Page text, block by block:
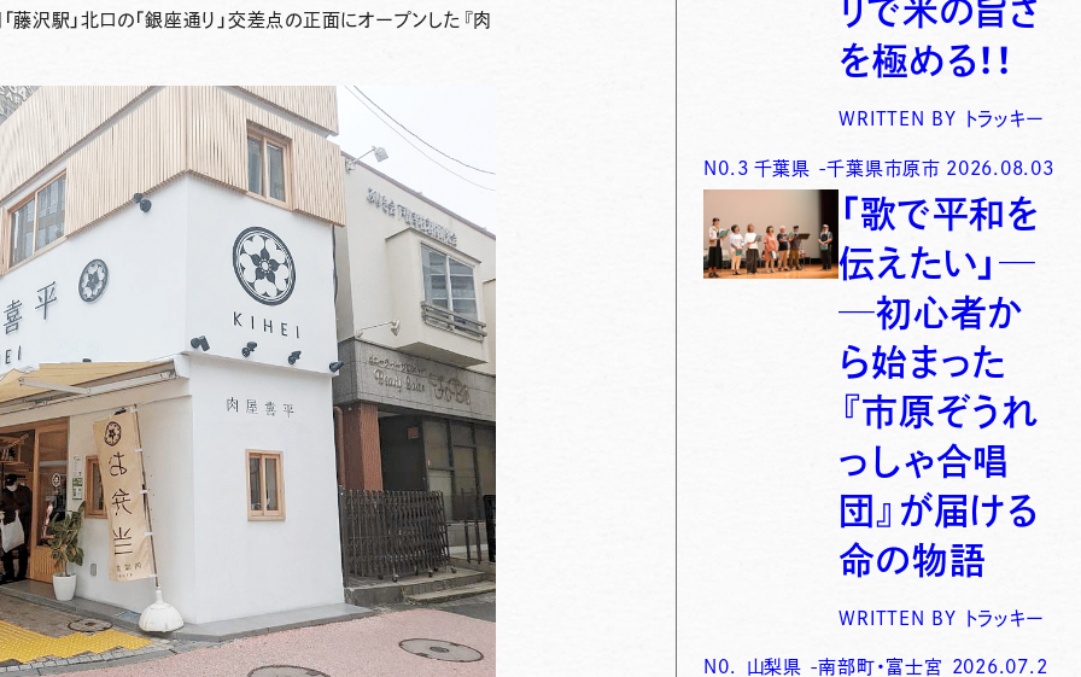
「藤沢駅」北口の「銀座通り」交差点の正面にオープンした『肉
リで米の旨さ
を極める！！
WRITTEN BY トラッキー
N0. 3 千葉県 -千葉県市原市 2026.08.03
「歌で平和を
伝えたい」─
─初心者か
ら始まった
『市原ぞうれ
っしゃ合唱
団』が届ける
命の物語
WRITTEN BY トラッキー
N0. 山梨県 -南部町・富士宮 2026.07.2